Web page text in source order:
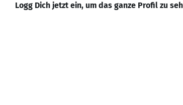
Logg Dich jetzt ein, um das ganze Profil zu